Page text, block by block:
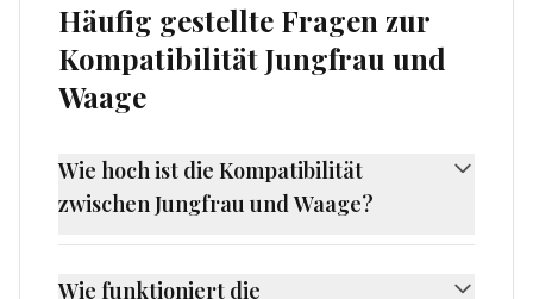
Häufig gestellte Fragen zur
Kompatibilität Jungfrau und
Waage
Wie hoch ist die Kompatibilität
zwischen Jungfrau und Waage?
Die Kompatibilität zwischen Jungfrau und
Waage beträgt 50%, was als herausfordernde
Wie funktioniert die